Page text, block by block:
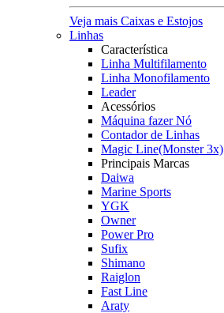
Veja mais Caixas e Estojos
Linhas
Característica
Linha Multifilamento
Linha Monofilamento
Leader
Acessórios
Máquina fazer Nó
Contador de Linhas
Magic Line(Monster 3x)
Principais Marcas
Daiwa
Marine Sports
YGK
Owner
Power Pro
Sufix
Shimano
Raiglon
Fast Line
Araty